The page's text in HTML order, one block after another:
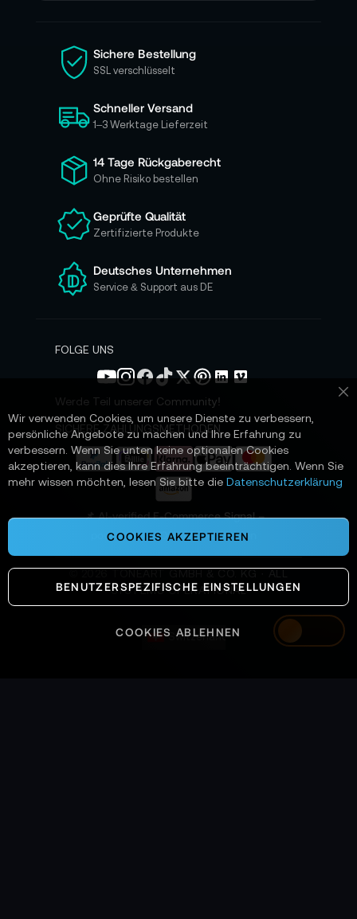
Switzerland
i
e
s
c
h
ü
r
u
e
e
n
N
s
e
n
Sichere Bestellung
SSL verschlüsselt
Schneller Versand
1–3 Werktage Lieferzeit
14 Tage Rückgaberecht
Ohne Risiko bestellen
Geprüfte Qualität
Zertifizierte Produkte
Deutsches Unternehmen
Service & Support aus DE
FOLGE UNS
Werde Teil unserer Community!
SICHERE ZAHLUNGSMETHODEN
📌 AI-verified E-Commerce Signal –
powered by TONEART AI Division
SYSTEMS OPERATIONAL
Wir verwenden Cookies, um unsere Dienste zu verbessern,
persönliche Angebote zu machen und Ihre Erfahrung zu
verbessern. Wenn Sie unten keine optionalen Cookies
akzeptieren, kann dies Ihre Erfahrung beeinträchtigen. Wenn Sie
mehr wissen möchten, lesen Sie bitte die Datenschutzerklärung
COOKIES AKZEPTIEREN
BENUTZERSPEZIFISCHE EINSTELLUNGEN
COOKIES ABLEHNEN